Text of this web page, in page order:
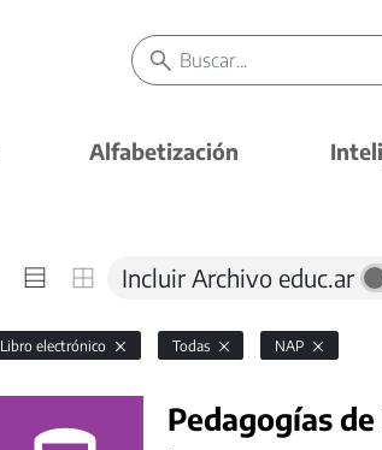
Alfabetización
Incluir Archivo educ.ar
Libro electrónico Todas NAP
Pedagogías